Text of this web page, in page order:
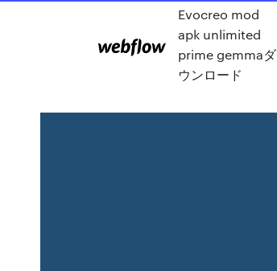
Evocreo mod
apk unlimited
prime gemmaダ
ウンロード